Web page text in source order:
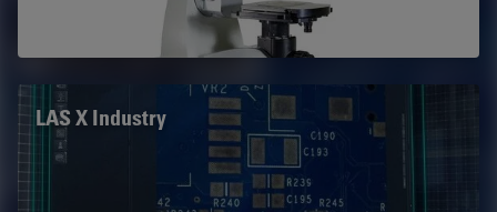
LAS X Industry